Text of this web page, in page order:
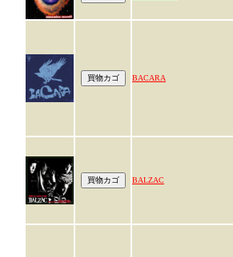
BACARA
BALZAC